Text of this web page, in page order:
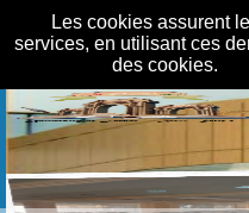
Les cookies assurent
services, en utilisant ces
des cookies.